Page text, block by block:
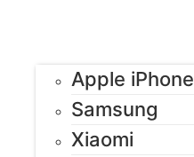
Apple iPhone
Samsung
Xiaomi